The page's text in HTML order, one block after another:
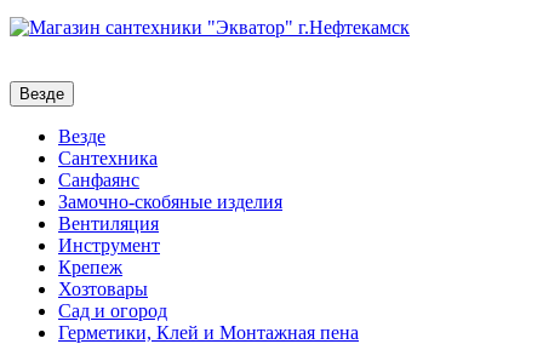
Везде
Везде
Сантехника
Санфаянс
Замочно-скобяные изделия
Вентиляция
Инструмент
Крепеж
Хозтовары
Сад и огород
Герметики, Клей и Монтажная пена